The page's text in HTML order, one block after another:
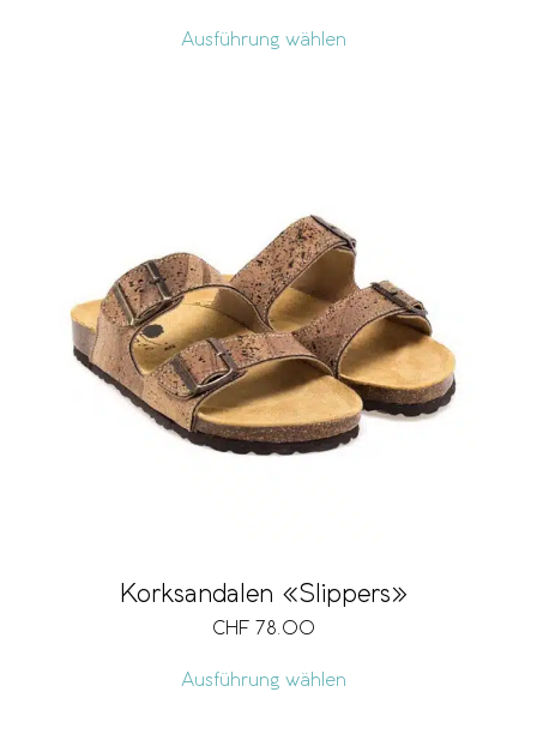
Ausführung wählen
Korksandalen «Slippers»
CHF 78.00
Ausführung wählen